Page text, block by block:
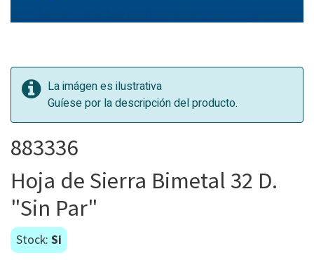
La imágen es ilustrativa
Guíese por la descripción del producto.
883336
Hoja de Sierra Bimetal 32 D.
"Sin Par"
Stock: Si